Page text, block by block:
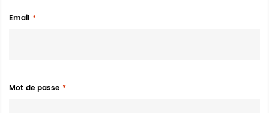
Email
Mot de passe